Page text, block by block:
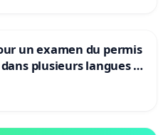
un examen du permis
plusieurs langues à